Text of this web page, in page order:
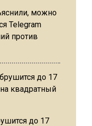
можно
Telegram
против
до 17